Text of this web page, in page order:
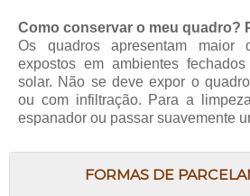
Como conservar o meu quadro?
Os quadros apresentam maior
expostos em ambientes
solar. Não se deve expor o
ou com infiltração. Para a
espanador ou passar suavemente
FORMAS DE